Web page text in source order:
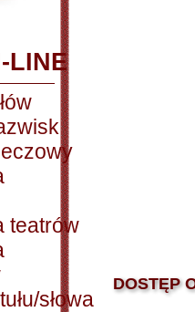
LINE
teatrów
słowa
DOSTĘP